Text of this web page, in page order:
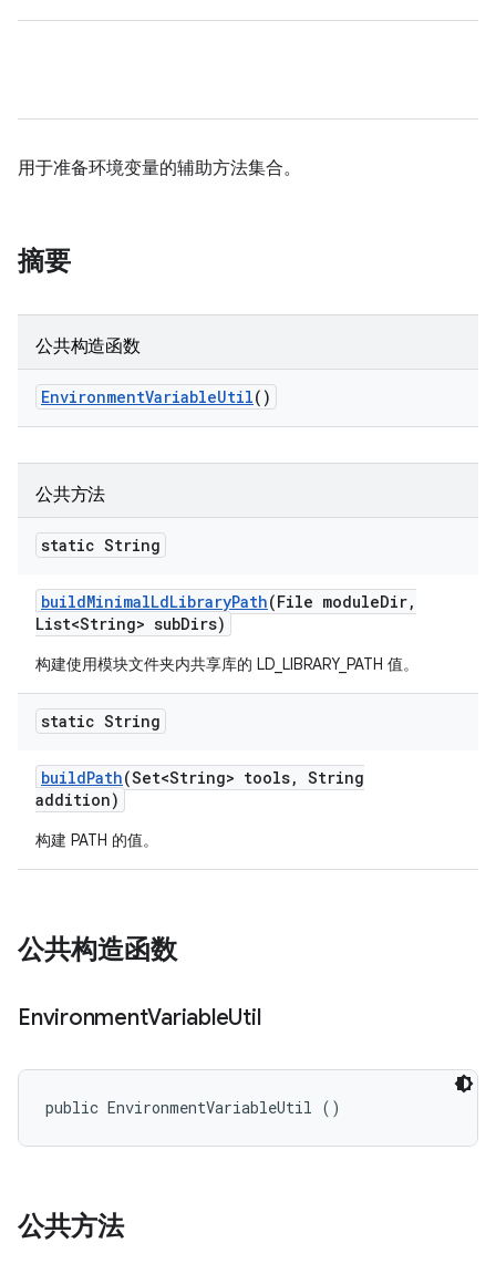
用于准备环境变量的辅助方法集合。
摘要
公共构造函数
EnvironmentVariableUtil()
公共方法
static String
buildMinimalLdLibraryPath(File moduleDir,
List<String> subDirs)
构建使用模块文件夹内共享库的 LD_LIBRARY_PATH 值。
static String
buildPath(Set<String> tools, String
addition)
构建 PATH 的值。
公共构造函数
EnvironmentVariableUtil
public EnvironmentVariableUtil ()
公共方法